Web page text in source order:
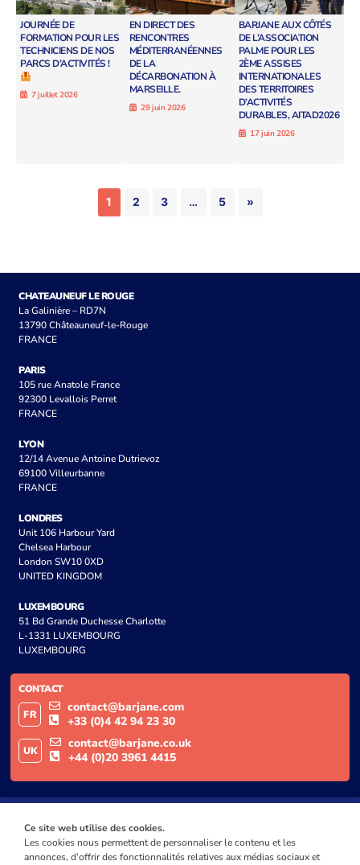
JOURNÉE DE
FORMATION POUR LES
TECHNICIENS DE NOS
PARCS D’ACTIVITÉS !
7 juillet 2026
EN DIRECT DES
RENCONTRES
MÉDITERRANÉENNES
DE LA
DÉCARBONATION À
MARSEILLE.
29 juin 2026
BARJANE AUX CÔTÉS
DE L’ASSOCIATION
PALME POUR LES
2ÈME ASSISES
INTERNATIONALES
DES TERRITOIRES
D’ACTIVITÉS
DURABLES, AITAD2026
17 juin 2026
1 2 3 … 5 »
CHATEAUNEUF LE ROUGE
La Galinière – RD7N
13790 Châteauneuf-le-Rouge
FRANCE
PARIS
105 rue Anatole France
92300 Levallois Perret
FRANCE
LYON
12/14 Avenue Antoine Dutrievoz
69100 Villeurbanne
FRANCE
LONDRES
Unit 106 Harbour Yard
Chelsea Harbour
London SW10 0XD
UNITED KINGDOM
LUXEMBOURG
51 Bd Grande Duchesse Charlotte
L-1331 LUXEMBOURG
LUXEMBOURG
CONTACT
FR
contact@barjane.com
+33 (0)4 42 94 23 30
UK
contact@barjane.co.uk
+44 (0)20 3961 4415
Ce site web utilise des cookies.
Les cookies nous permettent de personnaliser le contenu et les
annonces, d’offrir des fonctionnalités relatives aux médias sociaux et